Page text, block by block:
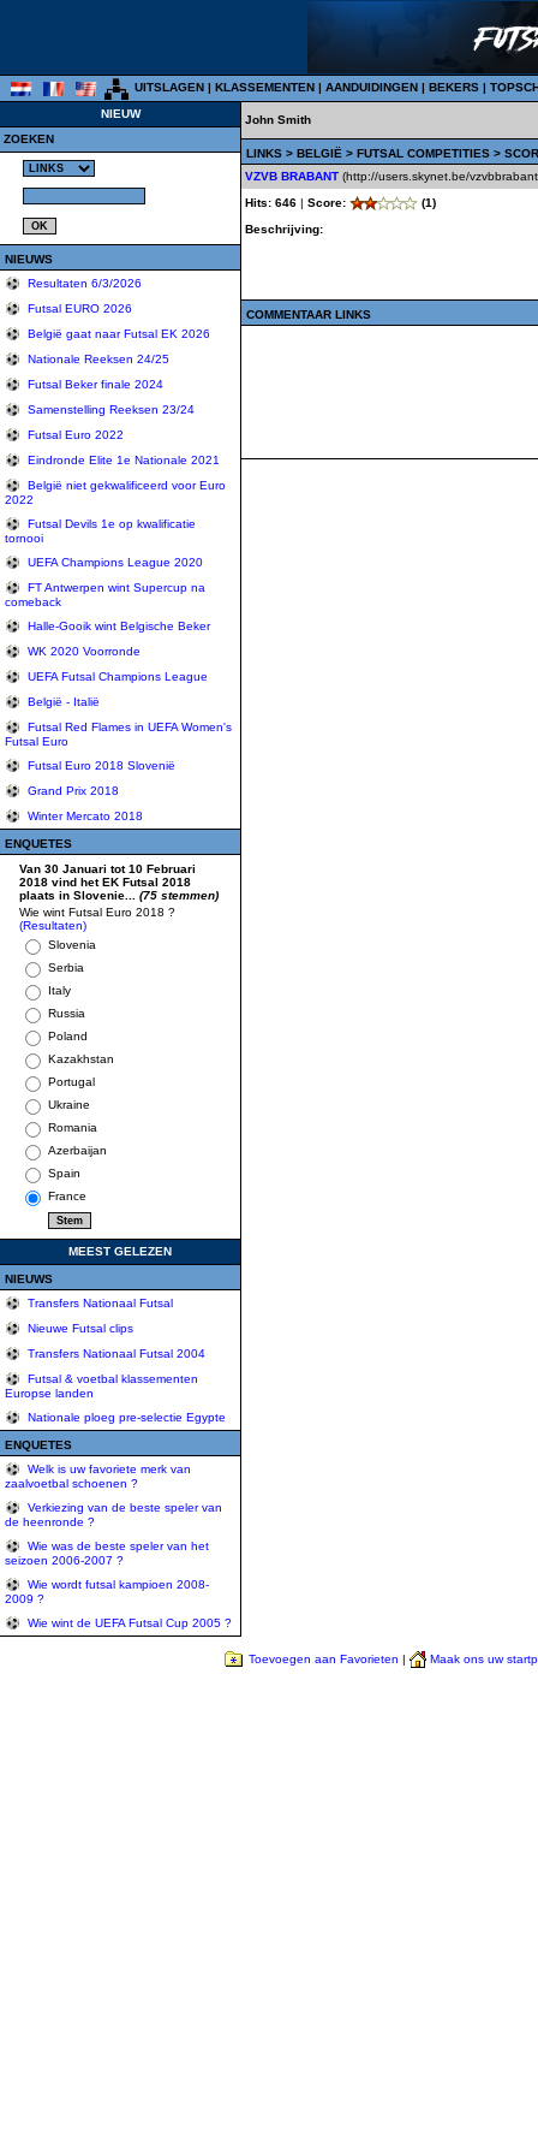
UITSLAGEN | KLASSEMENTEN | AANDUIDINGEN | BEKERS |
NIEUW
ZOEKEN
NIEUWS
Resultaten 6/3/2026
Futsal EURO 2026
België gaat naar Futsal EK 2026
Nationale Reeksen 24/25
Futsal Beker finale 2024
Samenstelling Reeksen 23/24
Futsal Euro 2022
Eindronde Elite 1e Nationale 2021
België niet gekwalificeerd voor Euro
2022
Futsal Devils 1e op kwalificatie
tornooi
UEFA Champions League 2020
FT Antwerpen wint Supercup na
comeback
Halle-Gooik wint Belgische Beker
WK 2020 Voorronde
UEFA Futsal Champions League
België - Italië
Futsal Red Flames in UEFA Women's
Futsal Euro
Futsal Euro 2018 Slovenië
Grand Prix 2018
Winter Mercato 2018
ENQUETES
Van 30 Januari tot 10 Februari
2018 vind het EK Futsal 2018
plaats in Slovenie... (75 stemmen)
Wie wint Futsal Euro 2018 ?
(Resultaten)
Slovenia
Serbia
Italy
Russia
Poland
Kazakhstan
Portugal
Ukraine
Romania
Azerbaijan
Spain
France
MEEST GELEZEN
NIEUWS
Transfers Nationaal Futsal
Nieuwe Futsal clips
Transfers Nationaal Futsal 2004
Futsal & voetbal klassementen
Europse landen
Nationale ploeg pre-selectie Egypte
ENQUETES
Welk is uw favoriete merk van
zaalvoetbal schoenen ?
Verkiezing van de beste speler van
de heenronde ?
Wie was de beste speler van het
seizoen 2006-2007 ?
Wie wordt futsal kampioen 2008-
2009 ?
Wie wint de UEFA Futsal Cup 2005 ?
John Smith
LINKS > BELGIË > FUTSAL COMPETITIES >
VZVB BRABANT (http://users.skynet.be/
Hits: 646 | Score:
(1)
Beschrijving:
COMMENTAAR LINKS
Toevoegen aan Favorieten | Maak ons uw